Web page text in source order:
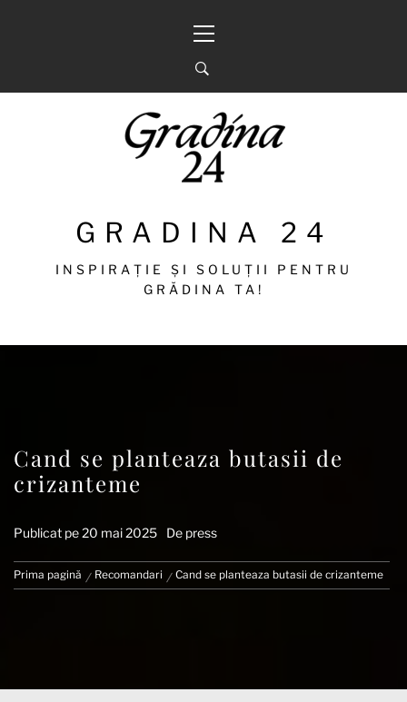
principal
GRADINA 24
INSPIRAȚIE ȘI SOLUȚII PENTRU
GRĂDINA TA!
Cand se planteaza butasii de
crizanteme
Publicat pe20 mai 2025 De press
Prima pagină Recomandari Cand se planteaza butasii de crizanteme